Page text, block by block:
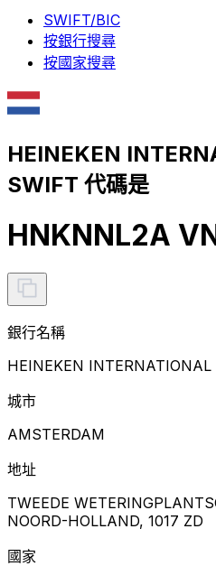
SWIFT/BIC
按銀行搜尋
按國家搜尋
HEINEKEN
SWIFT 代碼是
HNKNNL2A
銀行名稱
HEINEKEN INTERNATIONAL
城市
AMSTERDAM
地址
TWEEDE
NOORD-HOLLAND, 1017 ZD
國家